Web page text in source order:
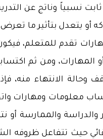
نسبياً وناتج عن
أو يتعدل بتأثير ما
تقدم للمتعلم،
المهارات، ومن ثم
وحالة الانتهاء منه،
معلومات ومهارات
والدراسة والممارسة
حيث تتفاعل ظروفه